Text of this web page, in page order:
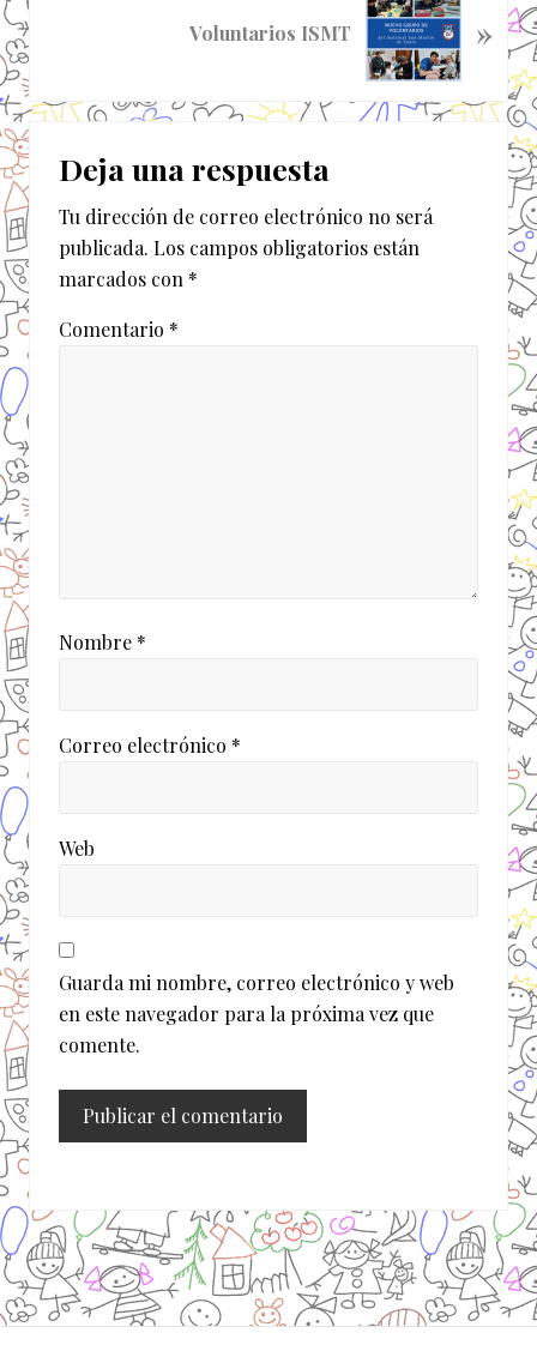
t
e
o
i
n
Voluntarios ISMT »
Interacciones
con
los
lectores
Deja una respuesta
Tu dirección de correo electrónico no será
publicada. Los campos obligatorios están
marcados con *
Comentario *
Nombre *
Correo electrónico *
Web
Guarda mi nombre, correo electrónico y web
en este navegador para la próxima vez que
comente.